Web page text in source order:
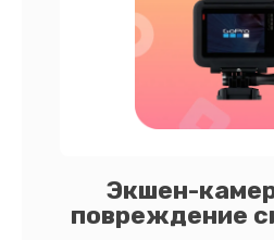
Экшен-
повреждение